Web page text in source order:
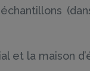
et la maison